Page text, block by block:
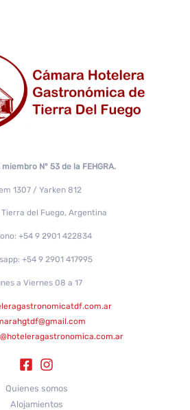
N° 53 de la FEHGRA.
1307 / Yarken 812
Tierra del Fuego, Argentina
+54 9 2901 422834
+54 9 2901 417995
a Viernes 08 a 17
Quienes somos
Alojamientos